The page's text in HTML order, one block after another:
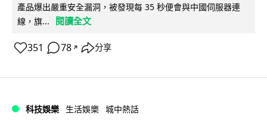
產品爆出嚴重安全漏洞，被發現每 35 秒便會與中國伺服器連
線，旗...
閱讀全文
351 78 ↗ 分享
科技娛樂 生活娛樂 城中熱話